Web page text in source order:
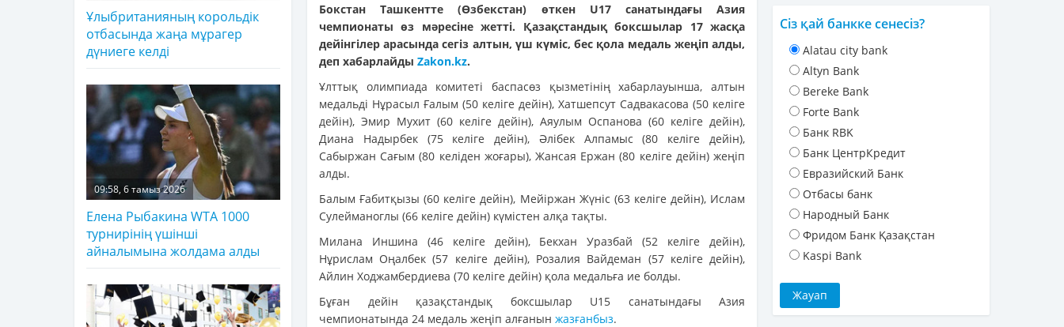
Бокстан Ташкентте (Өзбекстан) өткен U17 санатындағы Азия
чемпионаты өз мәресіне жетті. Қазақстандық боксшылар 17 жасқа
дейінгілер арасында сегіз алтын, үш күміс, бес қола медаль жеңіп алды,
деп хабарлайды Zakon.kz.
Ұлттық олимпиада комитеті баспасөз қызметінің хабарлауынша, алтын
медальді Нұрасыл Ғалым (50 келіге дейін), Хатшепсут Садвакасова (50 келіге
дейін), Эмир Мухит (60 келіге дейін), Аяулым Оспанова (60 келіге дейін),
Диана Надырбек (75 келіге дейін), Әлібек Алпамыс (80 келіге дейін),
Сабыржан Сағым (80 келіден жоғары), Жансая Ержан (80 келіге дейін) жеңіп
алды.
Балым Ғабитқызы (60 келіге дейін), Мейіржан Жүніс (63 келіге дейін), Ислам
Сулейманоглы (66 келіге дейін) күмістен алқа тақты.
Милана Иншина (46 келіге дейін), Бекхан Уразбай (52 келіге дейін),
Нұрислам Оңалбек (57 келіге дейін), Розалия Вайдеман (57 келіге дейін),
Айлин Ходжамбердиева (70 келіге дейін) қола медальға ие болды.
Бұған дейін қазақстандық боксшылар U15 санатындағы Азия
чемпионатында 24 медаль жеңіп алғанын жазғанбыз.
Ұлыбританияның корольдік
отбасында жаңа мұрагер
дүниеге келді
09:58, 6 тамыз 2026
Елена Рыбакина WTA 1000
турнирінің үшінші
айналымына жолдама алды
Сіз қай банкке сенесіз?
Alatau city bank
Altyn Bank
Bereke Bank
Forte Bank
Банк RBK
Банк ЦентрКредит
Евразийский Банк
Отбасы банк
Народный Банк
Фридом Банк Қазақстан
Kaspi Bank